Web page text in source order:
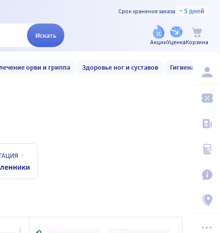
Срок хранения заказа ~ 5 дней
Искать
АкцииУценкаКорзина
орви и гриппа Здоровье ног и суставов Гигиена и уход